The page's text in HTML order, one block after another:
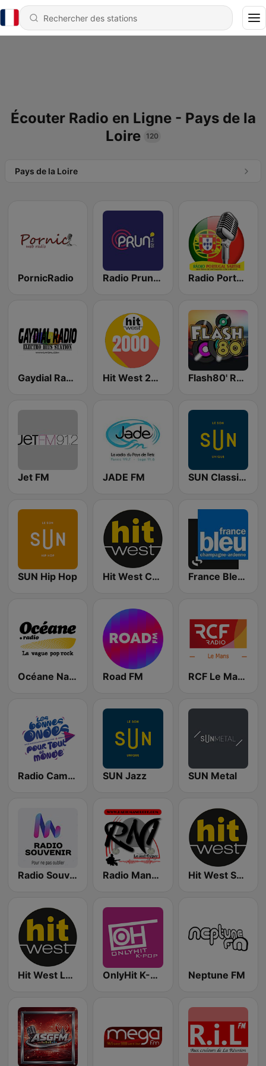
Écouter Radio en Ligne - Pays de la
Loire
120
Pays de la Loire
PornicRadio Radio Prun à Nantes Radio Portugal Sarthe
Gaydial Radio Hit West 2000 Flash80' Radio
Jet FM JADE FM SUN Classique
SUN Hip Hop Hit West Chateaubriant France Bleu Champagne-Ardenne
Océane Nantes Road FM RCF Le Mans
Radio Campus Angers SUN Jazz SUN Metal
Radio Souvenir Radio Manouche Hit West Saint Gilles
Hit West Le Mans OnlyHit K-Pop Neptune FM